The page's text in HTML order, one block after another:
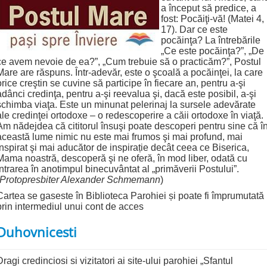
a început să predice, a
fost: Pocăiţi-vă! (Matei 4,
17). Dar ce este
pocăinţa? La întrebările
„Ce este pocăinţa?”, „De
avem nevoie de ea?”, „Cum trebuie să o practicăm?”, Postul
are răspuns. Într‑adevăr, este o şcoală a pocăinţei, la care
creştin se cuvine să participe în fiecare an, pentru a‑şi
credinţa, pentru a‑şi reevalua şi, dacă este posibil, a‑şi
viaţa. Este un minunat pelerinaj la sursele adevărate
credinţei ortodoxe – o redescoperire a căii ortodoxe în viaţă.
nădejdea că cititorul însuşi poate descoperi pentru sine că
lume nimic nu este mai frumos şi mai profund, mai
şi mai aducător de inspirație decât ceea ce Biserica,
noastră, descoperă şi ne oferă, în mod liber, odată cu
în anotimpul binecuvântat al „primăverii Postului”.
Protopresbiter Alexander Schmemann)
se gaseste în Biblioteca Parohiei și poate fi împrumutată
intermediul unui cont de acces
credinciosi si vizitatori ai site-ului parohiei „Sfantul